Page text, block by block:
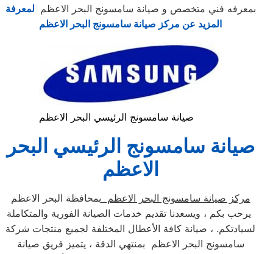
بمعرفه فني متخصص و صيانة سامسونج البحر الاعظم لمعرفة
المزيد عن مركز صيانة سامسونج البحر الاعظم
صيانة سامسونج الرئيسي البحر الاعظم
صيانة سامسونج الرئيسي البحر
الاعظم
مركز صيانة سامسونج البحر الاعظم بمحافظة البحر الاعظم
يرحب بكم ، ويسعدنا تقديم خدمات الصيانة الفورية والمتكاملة
لسيادتكم. ، صيانة كافة الأعطال المختلفة لجميع منتجات شركة
سامسونج البحر الاعظم بمنتهي الدقة ، يتميز فريق صيانة